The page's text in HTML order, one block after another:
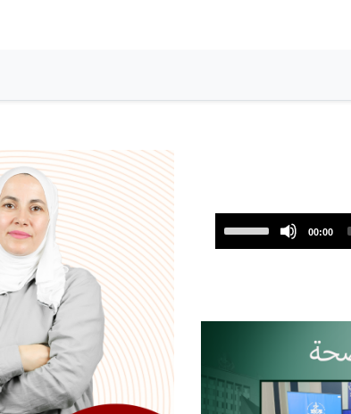
00:00
Up/Down
increase
decrease
volume.